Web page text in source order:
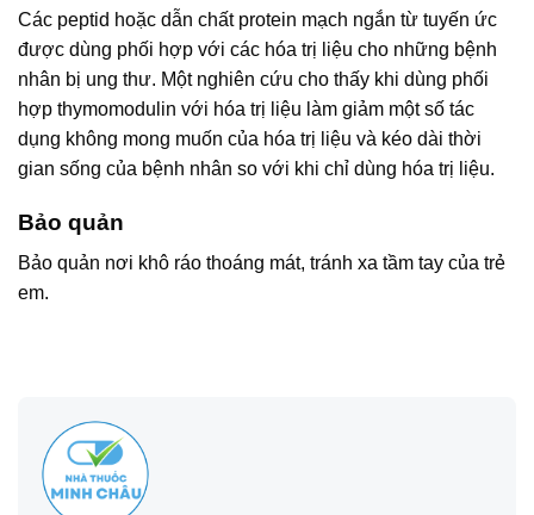
Các peptid hoặc dẫn chất protein mạch ngắn từ tuyến ức
được dùng phối hợp với các hóa trị liệu cho những bệnh
nhân bị ung thư. Một nghiên cứu cho thấy khi dùng phối
hợp thymomodulin với hóa trị liệu làm giảm một số tác
dụng không mong muốn của hóa trị liệu và kéo dài thời
gian sống của bệnh nhân so với khi chỉ dùng hóa trị liệu.
Bảo quản
Bảo quản nơi khô ráo thoáng mát, tránh xa tầm tay của trẻ
em.